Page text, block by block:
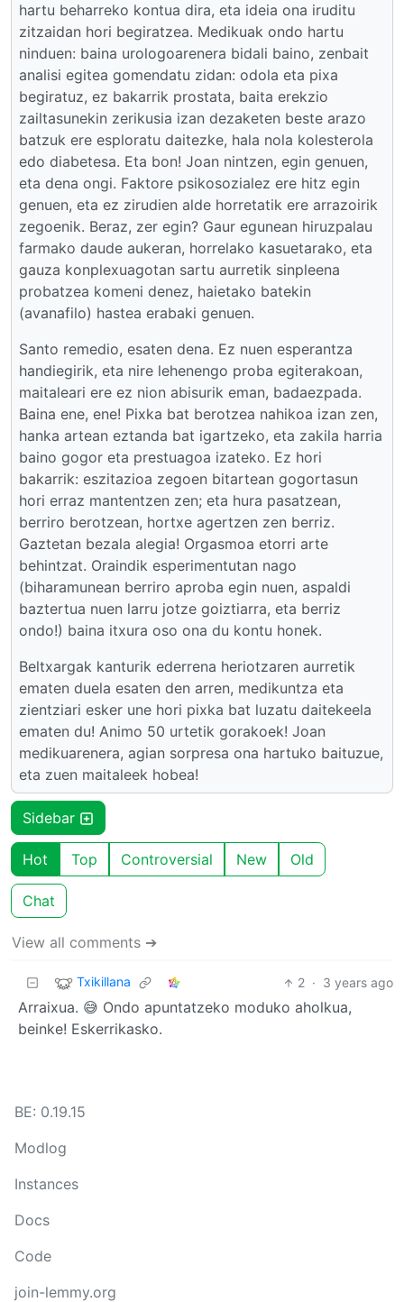
hartu beharreko kontua dira, eta ideia ona iruditu
zitzaidan hori begiratzea. Medikuak ondo hartu
ninduen: baina urologoarenera bidali baino, zenbait
analisi egitea gomendatu zidan: odola eta pixa
begiratuz, ez bakarrik prostata, baita erekzio
zailtasunekin zerikusia izan dezaketen beste arazo
batzuk ere esploratu daitezke, hala nola kolesterola
edo diabetesa. Eta bon! Joan nintzen, egin genuen,
eta dena ongi. Faktore psikosozialez ere hitz egin
genuen, eta ez zirudien alde horretatik ere arrazoirik
zegoenik. Beraz, zer egin? Gaur egunean hiruzpalau
farmako daude aukeran, horrelako kasuetarako, eta
gauza konplexuagotan sartu aurretik sinpleena
probatzea komeni denez, haietako batekin
(avanafilo) hastea erabaki genuen.
Santo remedio, esaten dena. Ez nuen esperantza
handiegirik, eta nire lehenengo proba egiterakoan,
maitaleari ere ez nion abisurik eman, badaezpada.
Baina ene, ene! Pixka bat berotzea nahikoa izan zen,
hanka artean eztanda bat igartzeko, eta zakila harria
baino gogor eta prestuagoa izateko. Ez hori
bakarrik: eszitazioa zegoen bitartean gogortasun
hori erraz mantentzen zen; eta hura pasatzean,
berriro berotzean, hortxe agertzen zen berriz.
Gaztetan bezala alegia! Orgasmoa etorri arte
behintzat. Oraindik esperimentutan nago
(biharamunean berriro aproba egin nuen, aspaldi
baztertua nuen larru jotze goiztiarra, eta berriz
ondo!) baina itxura oso ona du kontu honek.
Beltxargak kanturik ederrena heriotzaren aurretik
ematen duela esaten den arren, medikuntza eta
zientziari esker une hori pixka bat luzatu daitekeela
ematen du! Animo 50 urtetik gorakoek! Joan
medikuarenera, agian sorpresa ona hartuko baituzue,
eta zuen maitaleek hobea!
Sidebar
Hot Top Controversial New Old
Chat
View all comments ➔
Txikillana 2 · 3 years ago
Arraixua. 😅 Ondo apuntatzeko moduko aholkua,
beinke! Eskerrikasko.
BE: 0.19.15
Modlog
Instances
Docs
Code
join-lemmy.org